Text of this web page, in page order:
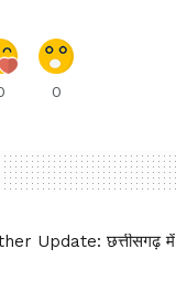
0
Update: छत्तीसगढ़ में